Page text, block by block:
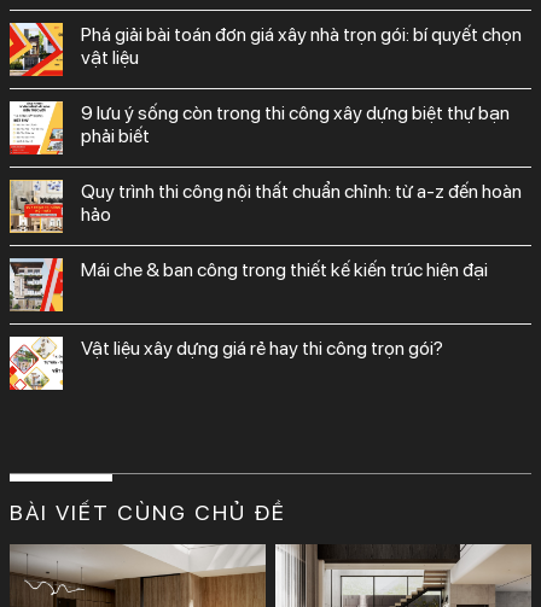
phá giải bài toán đơn giá xây nhà trọn gói: bí quyết chọn
vật liệu
9 lưu ý sống còn trong thi công xây dựng biệt thự bạn
phải biết
quy trình thi công nội thất chuẩn chỉnh: từ a-z đến hoàn
hảo
mái che & ban công trong thiết kế kiến trúc hiện đại
vật liệu xây dựng giá rẻ hay thi công trọn gói?
BÀI VIẾT CÙNG CHỦ ĐỀ